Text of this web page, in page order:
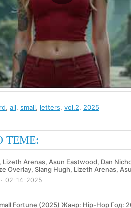
, all, small, letters, vol.2, 2025
ТЕМЕ:
Lizeth Arenas, Asun Eastwood, Dan
02-14-2025